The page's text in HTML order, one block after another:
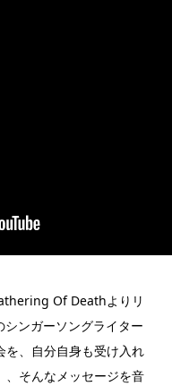
Of Deathよりリ
シンガーソングライター
を、自分自身も受け入れ
、そんなメッセージを音